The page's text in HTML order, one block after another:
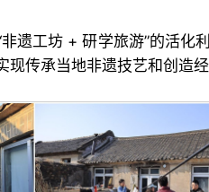
遗工坊 + 研学旅游”的活化
传承当地非遗技艺和创造经